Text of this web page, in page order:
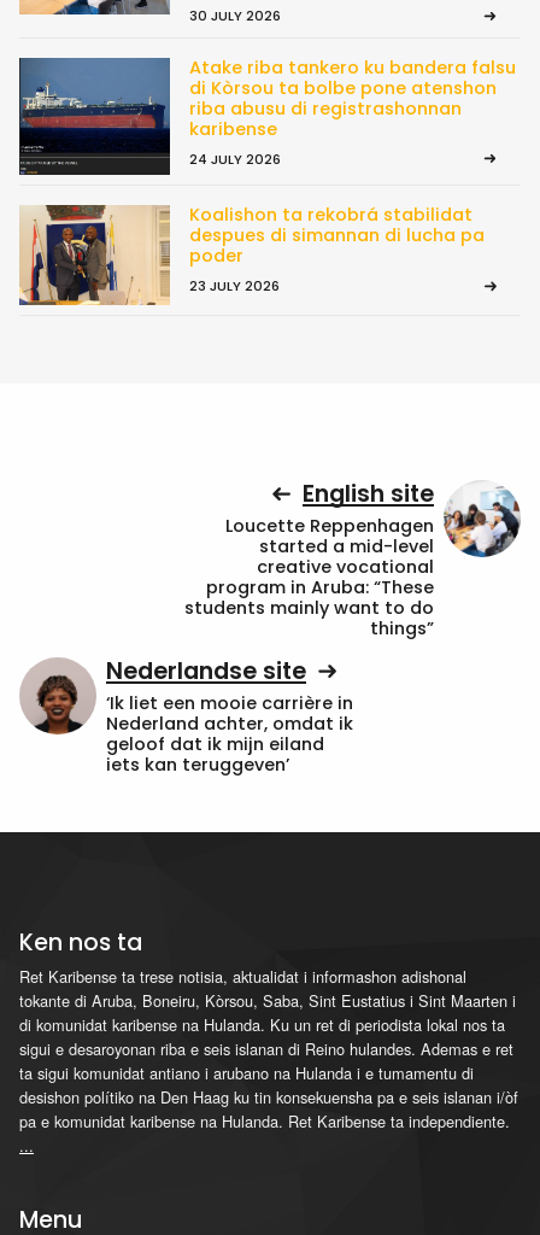
30 JULY 2026
Atake riba tankero ku bandera falsu
di Kòrsou ta bolbe pone atenshon
riba abusu di registrashonnan
karibense
24 JULY 2026
Koalishon ta rekobrá stabilidat
despues di simannan di lucha pa
poder
23 JULY 2026
English site
Loucette Reppenhagen
started a mid-level
creative vocational
program in Aruba: “These
students mainly want to do
things”
Nederlandse site
‘Ik liet een mooie carrière in
Nederland achter, omdat ik
geloof dat ik mijn eiland
iets kan teruggeven’
Ken nos ta
Ret Karibense ta trese notisia, aktualidat i informashon adishonal
tokante di Aruba, Boneiru, Kòrsou, Saba, Sint Eustatius i Sint Maarten i
di komunidat karibense na Hulanda. Ku un ret di periodista lokal nos ta
sigui e desaroyonan riba e seis islanan di Reino hulandes. Ademas e ret
ta sigui komunidat antiano i arubano na Hulanda i e tumamentu di
desishon polítiko na Den Haag ku tin konsekuensha pa e seis islanan i/òf
pa e komunidat karibense na Hulanda. Ret Karibense ta independiente.
...
Menu